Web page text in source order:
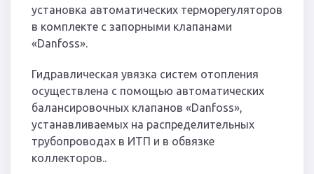
установка автоматических терморегуляторов
в комплекте с запорными клапанами
«Danfoss».
Гидравлическая увязка систем отопления
осуществлена с помощью автоматических
балансировочных клапанов «Danfoss»,
устанавливаемых на распределительных
трубопроводах в ИТП и в обвязке
коллекторов..